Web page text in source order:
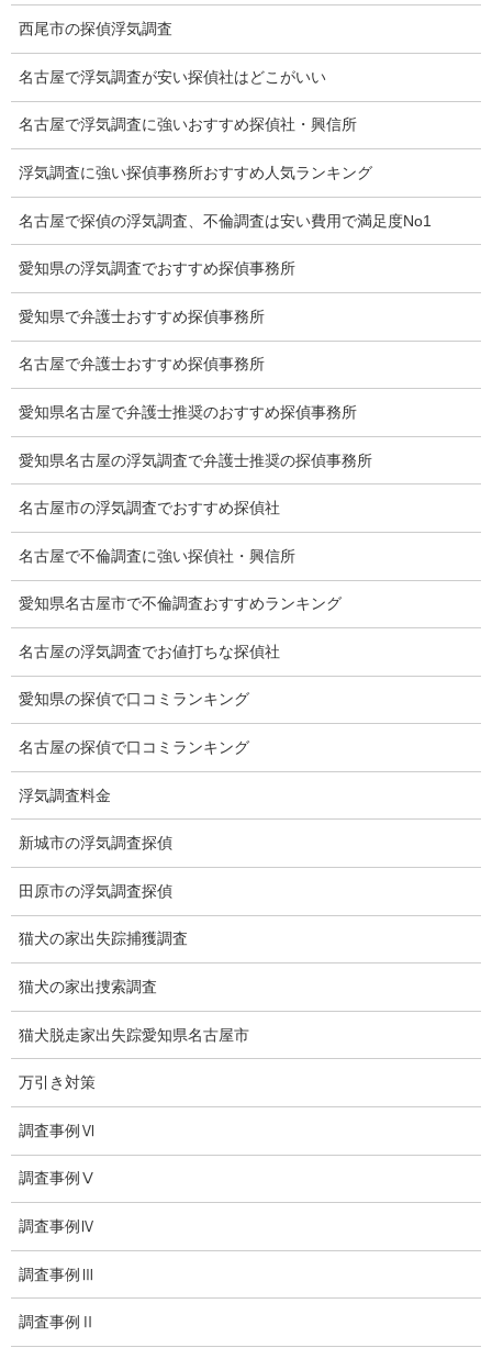
所在調査 家出調査料金
猫の捜索調査料金
報告書サンプル
調査事例
お礼の言葉
Q&A
調査員の人数（浮気調査）
調査プランのご依頼の割合
慰謝料の相場
離婚手続
探偵社の要点
有責配偶者からの離婚
浮気をする人
探偵社の選び方
浮気度チェック
会社案内
損害保険調査
会社沿革
プライバシーポリシー
探偵業法
法令遵守
探偵コラム
探偵日記
夫婦の信頼関係
西尾市の探偵浮気調査
名古屋で浮気調査が安い探偵社はどこがいい
名古屋で浮気調査に強いおすすめ探偵社・興信所
浮気調査に強い探偵事務所おすすめ人気ランキング
名古屋で探偵の浮気調査、不倫調査は安い費用で満足度No1
愛知県の浮気調査でおすすめ探偵事務所
愛知県で弁護士おすすめ探偵事務所
名古屋で弁護士おすすめ探偵事務所
愛知県名古屋で弁護士推奨のおすすめ探偵事務所
愛知県名古屋の浮気調査で弁護士推奨の探偵事務所
名古屋市の浮気調査でおすすめ探偵社
名古屋で不倫調査に強い探偵社・興信所
愛知県名古屋市で不倫調査おすすめランキング
名古屋の浮気調査でお値打ちな探偵社
愛知県の探偵で口コミランキング
名古屋の探偵で口コミランキング
浮気調査料金
新城市の浮気調査探偵
田原市の浮気調査探偵
猫犬の家出失踪捕獲調査
猫犬の家出捜索調査
猫犬脱走家出失踪愛知県名古屋市
万引き対策
調査事例Ⅵ
調査事例Ⅴ
調査事例Ⅳ
調査事例Ⅲ
調査事例Ⅱ